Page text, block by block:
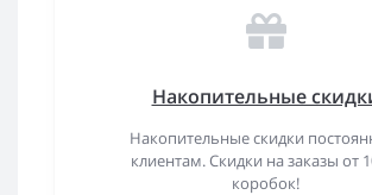
Накопительные
Накопительные скидки
клиентам. Скидки на заказы от
коробок!